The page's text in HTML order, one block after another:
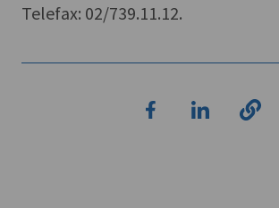
Telefax: 02/739.11.12.